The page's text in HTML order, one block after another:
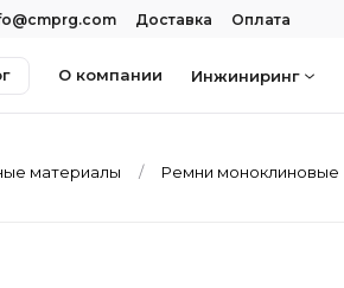
Доставка Оплата
О компании Инжиниринг
материалы Ремни моноклиновые